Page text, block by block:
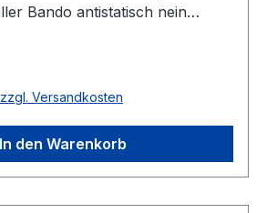
Bando antistatisch nein
Versandkosten
In den Warenkorb